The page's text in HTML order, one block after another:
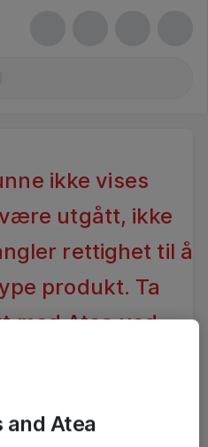
ikke vises
utgått, ikke
rettighet til å
produkt. Ta
med Atea ved
and Atea